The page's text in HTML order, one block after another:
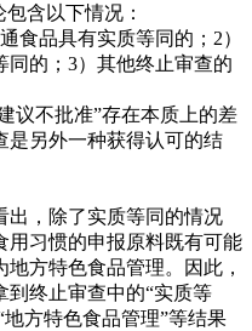
含以下情况：
品具有实质等同的；2）
的；3）其他终止审查的
不批准”存在本质上的差
是另外一种获得认可的结
，除了实质等同的情况
用习惯的申报原料既有可能
方特色食品管理。因此，
到终止审查中的“实质等
地方特色食品管理”等结果